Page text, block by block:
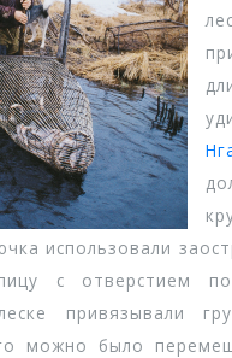
использовали
с отверстием
привязывали
можно было